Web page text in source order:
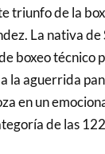
triunfo de la
La nativa de
boxeo técnico
la aguerrida
en un
de las